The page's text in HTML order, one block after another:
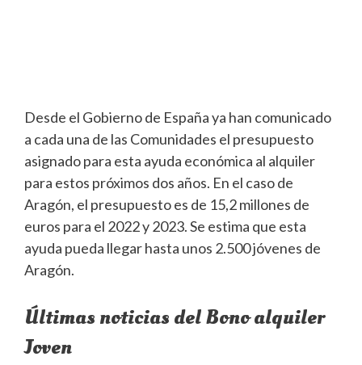
Desde el Gobierno de España ya han comunicado
a cada una de las Comunidades el presupuesto
asignado para esta ayuda económica al alquiler
para estos próximos dos años. En el caso de
Aragón, el presupuesto es de 15,2 millones de
euros para el 2022 y 2023. Se estima que esta
ayuda pueda llegar hasta unos 2.500 jóvenes de
Aragón.
Últimas noticias del Bono alquiler
Joven